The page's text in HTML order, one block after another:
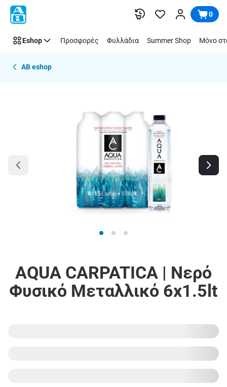
Παράλειψη 0
Eshop Προσφορές Φυλλάδια Summer Shop Μόνο
AB eshop
AQUA CARPATICA | Νερό
Φυσικό Μεταλλικό 6x1.5lt